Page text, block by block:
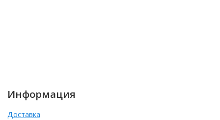
Информация
Доставка